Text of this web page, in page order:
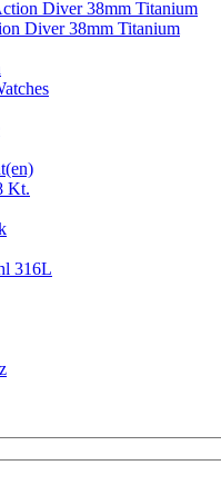
Diver 38mm Titanium
Kt.
316L